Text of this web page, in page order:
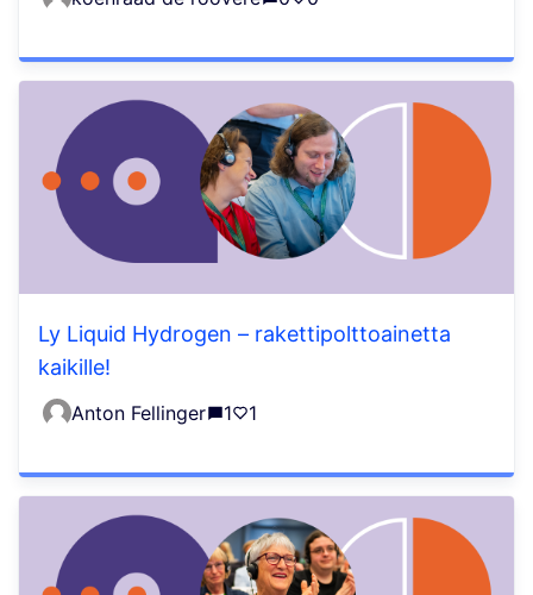
Ly Liquid Hydrogen – rakettipolttoainetta
kaikille!
Anton Fellinger 1 1